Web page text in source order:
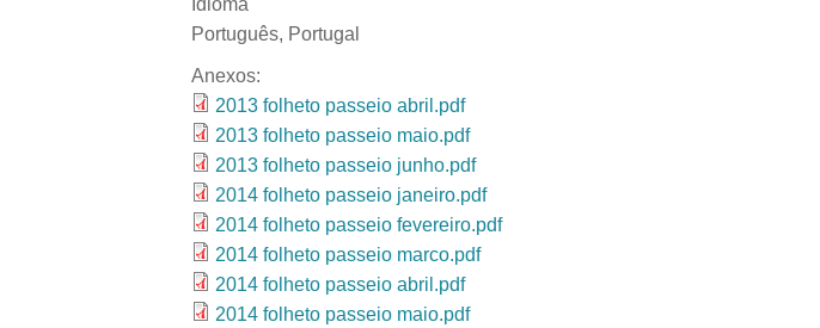
Idioma
Português, Portugal
Anexos:
2013 folheto passeio abril.pdf
2013 folheto passeio maio.pdf
2013 folheto passeio junho.pdf
2014 folheto passeio janeiro.pdf
2014 folheto passeio fevereiro.pdf
2014 folheto passeio marco.pdf
2014 folheto passeio abril.pdf
2014 folheto passeio maio.pdf